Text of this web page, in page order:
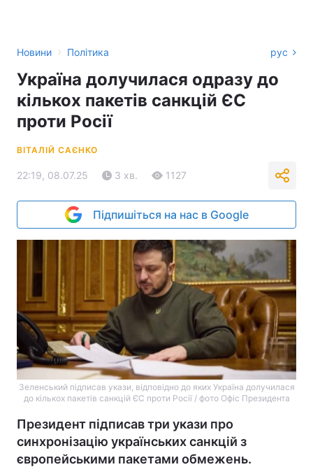
Новини › Політика рус
Україна долучилася одразу до
кількох пакетів санкцій ЄС
проти Росії
ВІТАЛІЙ САЄНКО
22:19, 08.07.25 3 хв. 1127
Підпишіться на нас в Google
Зеленський підписав укази, відповідно до яких Україна долучилася
до кількох пакетів санкцій ЄС проти Росії / фото Офіс Президента
Президент підписав три укази про
синхронізацію українських санкцій з
європейськими пакетами обмежень.